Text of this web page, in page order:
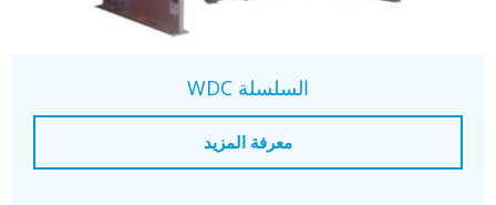
السلسلة WDC
معرفة المزيد